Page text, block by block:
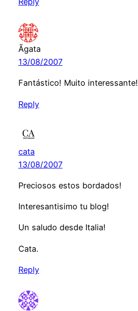
Ãgata
13/08/2007
Fantástico! Muito interessante!
Reply
cata
13/08/2007
Preciosos estos bordados!
Interesantisimo tu blog!
Un saludo desde Italia!
Cata.
Reply